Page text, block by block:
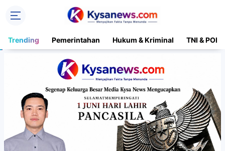
Trending Pemerintahan Hukum & Kriminal TNI &